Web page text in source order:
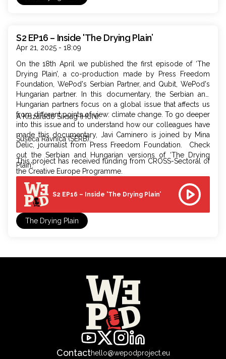
S2 EP16 – Inside 'The Drying Plain’
Apr 21, 2025 - 18:09
On the 18th April we published the first episode of ‘The
Drying Plain’, a co-production made by Press Freedom
Foundation, WePod's Serbian Partner, and Qubit, WePod's
Hungarian partner. In this documentary, the Serbian and
Hungarian partners focus on a global issue that affects us
from different points of view: climate change. To go deeper
into this issue and to understand how our colleagues have
made this documentary, Javi Caminero is joined by Mina
Delic, journalist from Press Freedom Foundation. Check
out the Serbian and Hungarian versions of ‘The Drying
Plain’.
A Kiszáradó Síkság (HUN):
Sušeća Ravnica (SERB):
This project has received funding from CROSS-Sectoral of
the Creative Europe Programme.
S2 EP16 – Inside 'The Drying Plain’
The Drying Plain
Contacthello@wepodproject.eu